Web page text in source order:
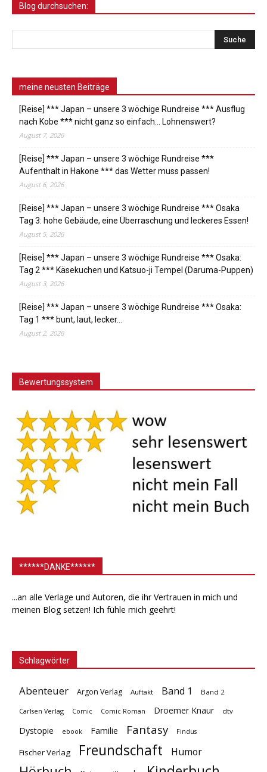
Blog durchsuchen:
meine neusten Beiträge
[Reise] *** Japan – unsere 3 wöchige Rundreise *** Ausflug
nach Kobe *** nicht ganz so einfach… Lohnenswert?
August 7, 2026
[Reise] *** Japan – unsere 3 wöchige Rundreise ***
Aufenthalt in Hakone *** das Wetter muss passen!
August 6, 2026
[Reise] *** Japan – unsere 3 wöchige Rundreise *** Osaka
Tag 3: hohe Gebäude, eine Überraschung und leckeres Essen!
August 5, 2026
[Reise] *** Japan – unsere 3 wöchige Rundreise *** Osaka:
Tag 2 *** Käsekuchen und Katsuo-ji Tempel (Daruma-Puppen)
August 3, 2026
[Reise] *** Japan – unsere 3 wöchige Rundreise *** Osaka:
Tag 1 *** bunt, laut, lecker…
August 2, 2026
Bewertungssystem
******DANKE******
...an alle Verlage und Autoren, die ihr Vertrauen in mich und
meinen Blog setzen! Ich fühle mich geehrt!
Schlagwörter
Abenteuer Argon Verlag Auftakt Band 1 Band 2
Carlsen Verlag Comic Comic Roman Droemer Knaur dtv
Dystopie ebook Familie Fantasy Findus
Fischer Verlag Freundschaft Humor